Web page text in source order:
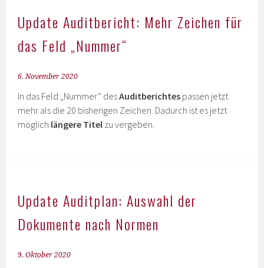
Update Auditbericht: Mehr Zeichen für
das Feld „Nummer“
6. November 2020
In das Feld „Nummer“ desAuditberichtes passen jetzt
mehr als die 20 bisherigen Zeichen. Dadurch ist es jetzt
möglich längere Titel zu vergeben.
Update Auditplan: Auswahl der
Dokumente nach Normen
9. Oktober 2020